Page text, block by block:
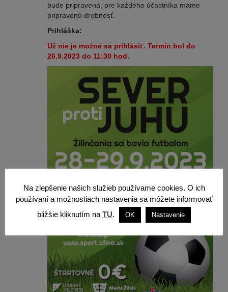
bude pripravená, pre každého účastníka máme
pripravenú drobnosť.
Prihláška:
Už nie je možné sa prihlásiť. Termín bol do
26.9.2023 do 11:30 hod.
Na zlepšenie našich služieb používame cookies. O ich
používaní a možnostiach nastavenia sa môžete informovať
bližšie kliknutím na TU. OK Nastavenie